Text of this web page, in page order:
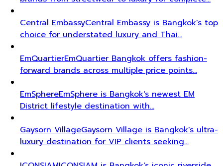
Central EmbassyCentral Embassy is Bangkok's top
choice for understated luxury and Thai…
EmQuartierEmQuartier Bangkok offers fashion-
forward brands across multiple price points…
EmSphereEmSphere is Bangkok's newest EM
District lifestyle destination with…
Gaysorn VillageGaysorn Village is Bangkok's ultra-
luxury destination for VIP clients seeking…